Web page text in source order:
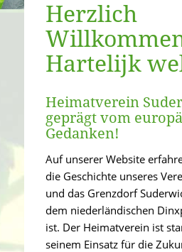
Herzlich
Hartelijk
Heimatverein
geprägt vom
Gedanken!
Auf unserer Website
die Geschichte unseres
und das Grenzdorf
dem niederländischen
ist. Der Heimatverein ist
seinem Einsatz für die